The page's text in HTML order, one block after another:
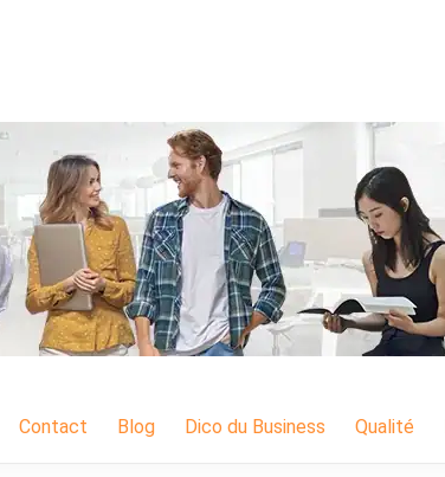
Contact Blog Dico du Business Qualité